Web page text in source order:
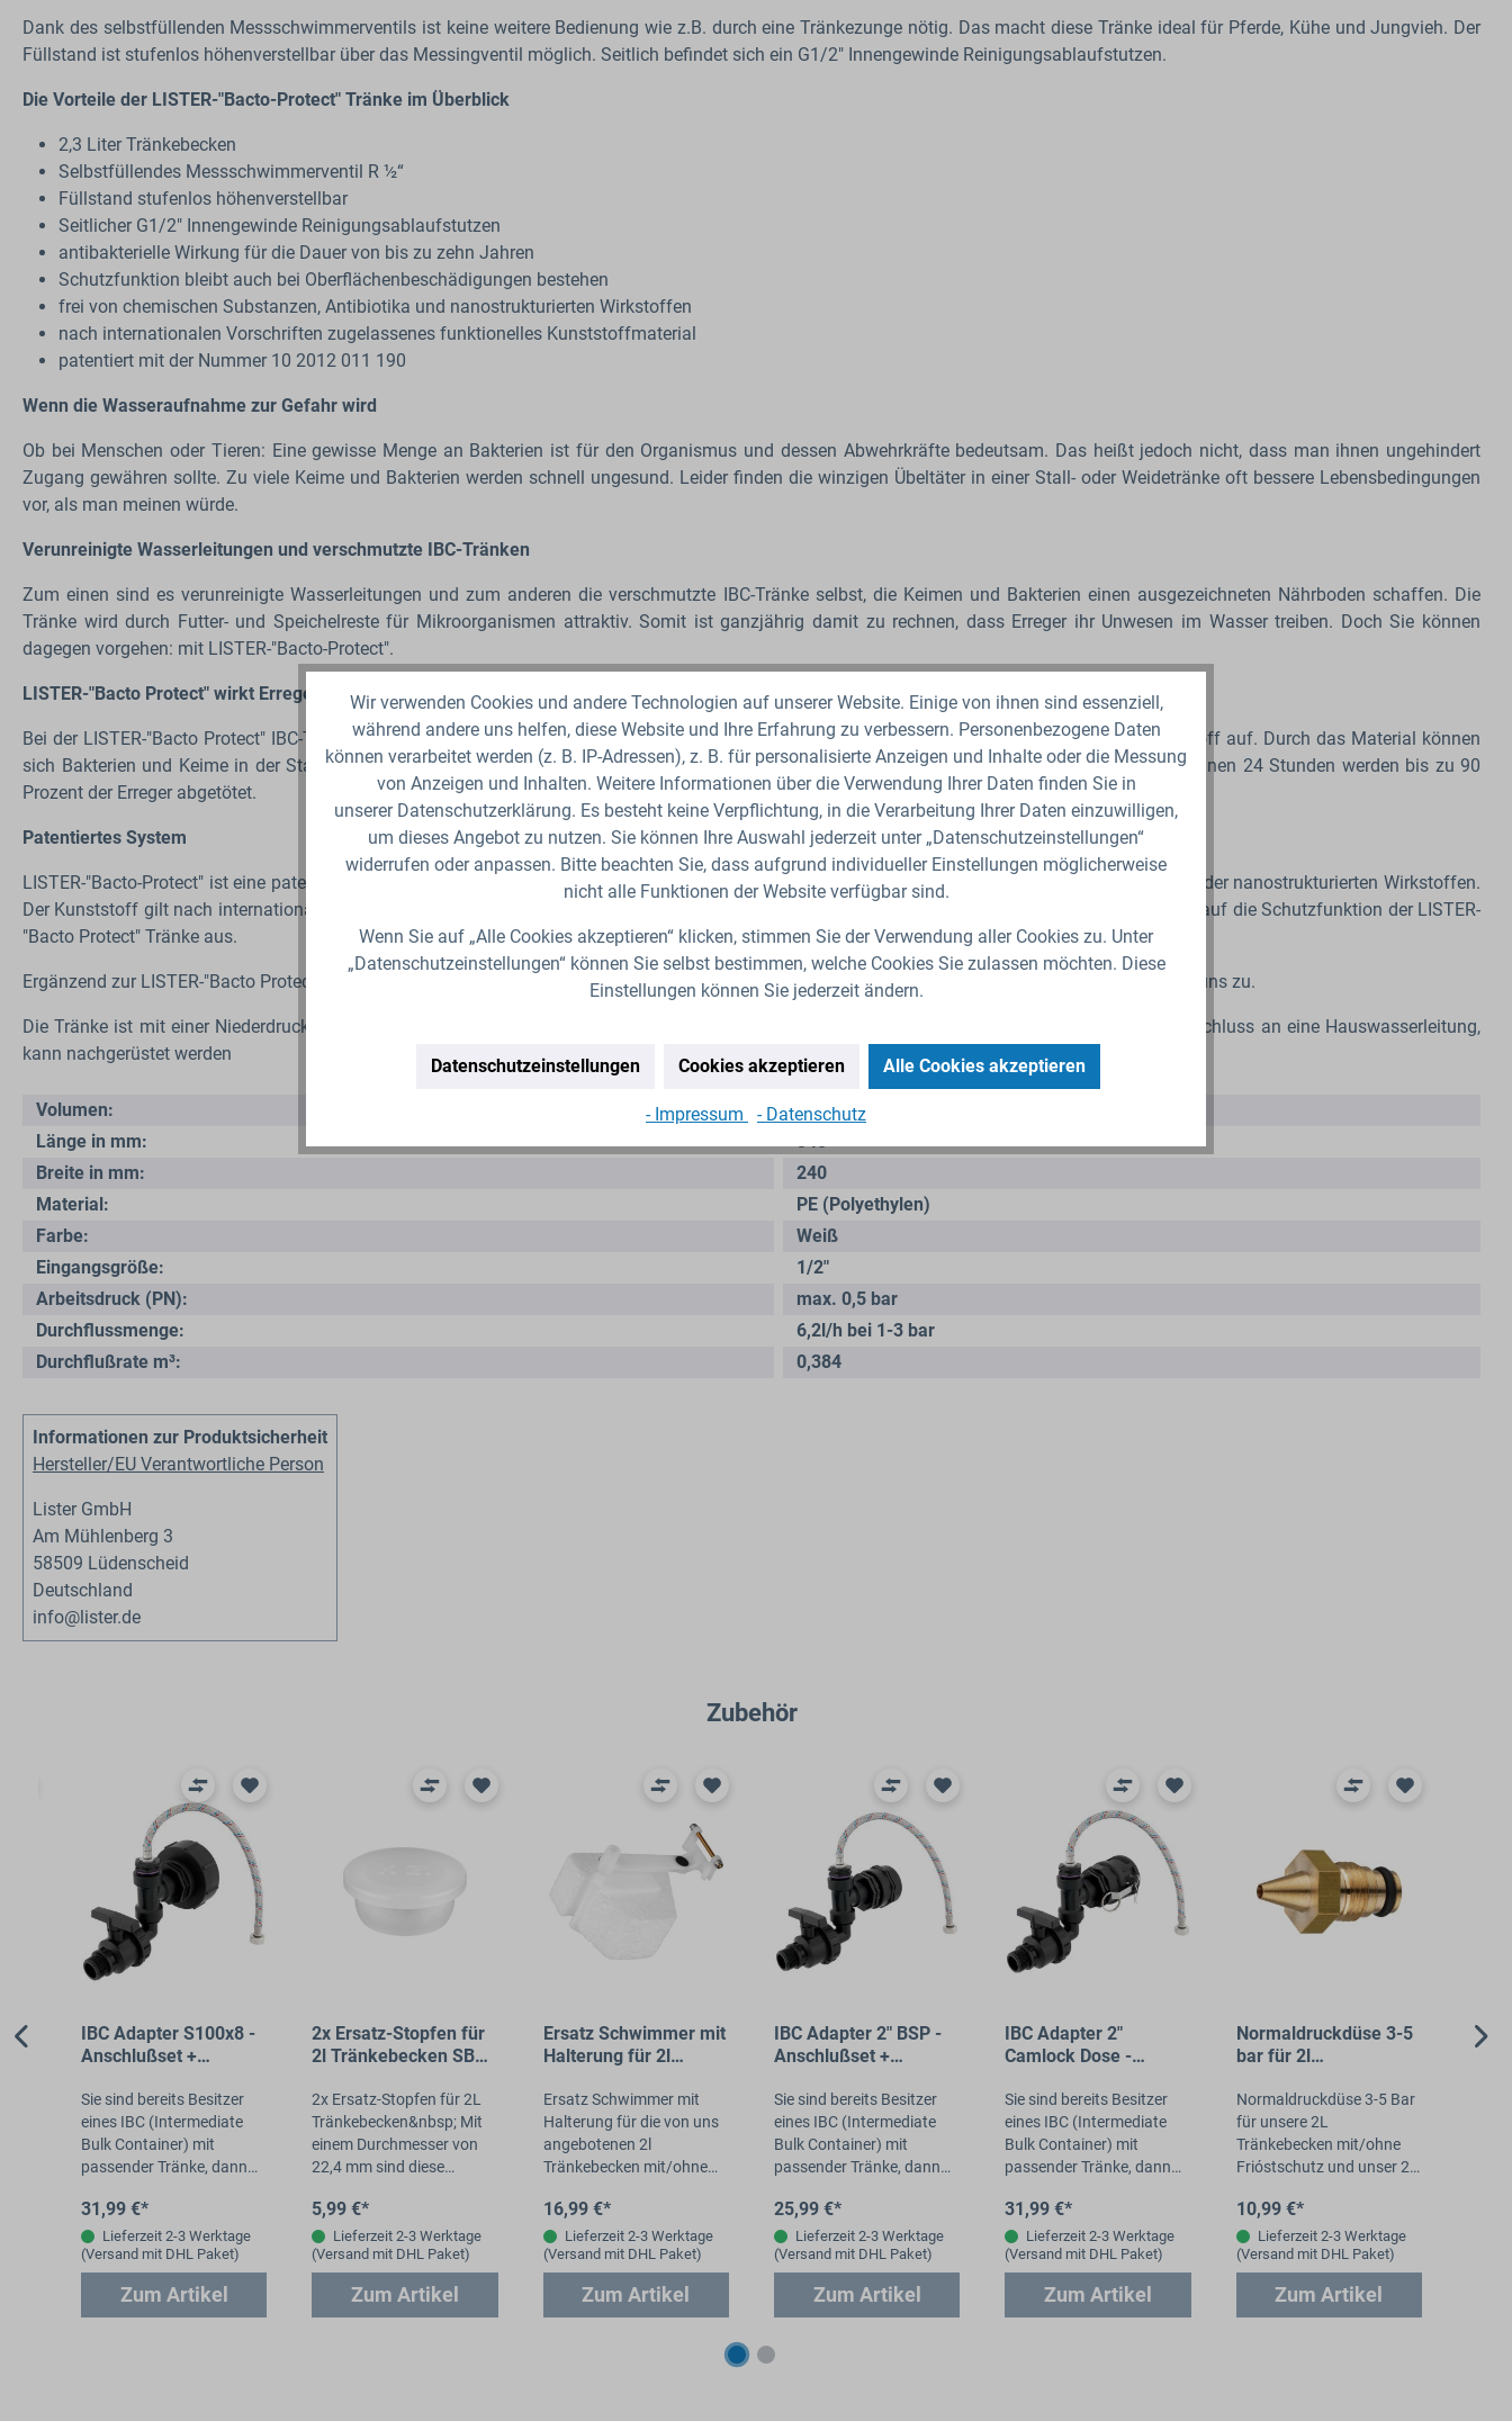
Dank des selbstfüllenden Messschwimmerventils ist keine weitere Bedienung wie z.B. durch eine Tränkezunge nötig. Das macht diese Tränke ideal für Pferde, Kühe und Jungvieh. Der
Füllstand ist stufenlos höhenverstellbar über das Messingventil möglich. Seitlich befindet sich ein G1/2" Innengewinde Reinigungsablaufstutzen.
Die Vorteile der LISTER-"Bacto-Protect" Tränke im Überblick
2,3 Liter Tränkebecken
Selbstfüllendes Messschwimmerventil R ½“
Füllstand stufenlos höhenverstellbar
Seitlicher G1/2" Innengewinde Reinigungsablaufstutzen
antibakterielle Wirkung für die Dauer von bis zu zehn Jahren
Schutzfunktion bleibt auch bei Oberflächenbeschädigungen bestehen
frei von chemischen Substanzen, Antibiotika und nanostrukturierten Wirkstoffen
nach internationalen Vorschriften zugelassenes funktionelles Kunststoffmaterial
patentiert mit der Nummer 10 2012 011 190
Wenn die Wasseraufnahme zur Gefahr wird
Ob bei Menschen oder Tieren: Eine gewisse Menge an Bakterien ist für den Organismus und dessen Abwehrkräfte bedeutsam. Das heißt jedoch nicht, dass man ihnen ungehindert
Zugang gewähren sollte. Zu viele Keime und Bakterien werden schnell ungesund. Leider finden die winzigen Übeltäter in einer Stall- oder Weidetränke oft bessere Lebensbedingungen
vor, als man meinen würde.
Verunreinigte Wasserleitungen und verschmutzte IBC-Tränken
Zum einen sind es verunreinigte Wasserleitungen und zum anderen die verschmutzte IBC-Tränke selbst, die Keimen und Bakterien einen ausgezeichneten Nährboden schaffen. Die
Tränke wird durch Futter- und Speichelreste für Mikroorganismen attraktiv. Somit ist ganzjährig damit zu rechnen, dass Erreger ihr Unwesen im Wasser treiben. Doch Sie können
dagegen vorgehen: mit LISTER-"Bacto-Protect".
LISTER-"Bacto Protect" wirkt Erregern zuverlässig entgegen
Bei der LISTER-"Bacto Protect" IBC-Tränke ist der Name Programm. Das Tränkebecken weist eine antibakterielle Oberfläche aus speziellem Kunststoff auf. Durch das Material können
sich Bakterien und Keime in der Stall- oder Weidetränke kaum vermehren. Sobald sie mit der Oberfläche in Berührung kommen, sterben sie ab. Binnen 24 Stunden werden bis zu 90
Prozent der Erreger abgetötet.
Patentiertes System
LISTER-"Bacto-Protect" ist eine patentierte IBC-Tränke – dank ihrer hohen Funktionalität ohne den Einsatz von chemischen Substanzen, Antibiotika oder nanostrukturierten Wirkstoffen.
Der Kunststoff gilt nach internationalen Richtlinien als unbedenklich. Zudem wirken sich Kratzer oder Verbissstellen an der Oberfläche nicht negativ auf die Schutzfunktion der LISTER-
"Bacto Protect" Tränke aus.
Ergänzend zur LISTER-"Bacto Protect" Stall- und Weidetränke erhalten Sie bei uns auch passende IBC-Container. Kommen Sie bei Fragen einfach auf uns zu.
Die Tränke ist mit einer Niederdruckdüse ausgestattet um diese drucklos bis max. 0,5 bar betreiben zu können. Eine
, für den Anschluss an eine Hauswasserleitung,
kann nachgerüstet werden
Volumen:
2,3 Liter
Länge in mm:
Breite in mm:
240
Material:
PE (Polyethylen)
Farbe:
Weiß
Eingangsgröße:
1/2"
Arbeitsdruck (PN):
max. 0,5 bar
Durchflussmenge:
6,2l/h bei 1-3 bar
Durchflußrate m³:
0,384
Informationen zur Produktsicherheit
Hersteller/EU Verantwortliche Person
Lister GmbH
Am Mühlenberg 3
58509 Lüdenscheid
Deutschland
info@lister.de
Zubehör
IBC Adapter S100x8 -
Anschlußset +
AG Tränke
Sie sind bereits Besitzer
eines IBC (Intermediate
Bulk Container) mit
passender Tränke, dann
die richtige Wahl. Sie
erhalten einen IBC…
31,99 €*
Lieferzeit 2-3 Werktage
(Versand mit DHL Paket)
Zum Artikel
2x Ersatz-Stopfen für
2l Tränkebecken SB
2x Ersatz-Stopfen für 2L
Tränkebecken&nbsp; Mit
einem Durchmesser von
22,4 mm sind diese
Tränkebecken mit/ohne
Frostschutz und unsere…
5,99 €*
Lieferzeit 2-3 Werktage
(Versand mit DHL Paket)
Zum Artikel
Ersatz Schwimmer mit
Halterung für 2l
112/113
Ersatz Schwimmer mit
Halterung für die von uns
angebotenen 2l
Tränkebecken mit/ohne
Bacto Protect
Tränkebecken (SB112 +
SB113 alle Varianten)…
16,99 €*
Lieferzeit 2-3 Werktage
(Versand mit DHL Paket)
Zum Artikel
IBC Adapter 2" BSP -
Anschlußset +
AG Tränke
Sie sind bereits Besitzer
eines IBC (Intermediate
Bulk Container) mit
passender Tränke, dann
die richtige Wahl. Sie
erhalten einen&nbsp;IBC…
25,99 €*
Lieferzeit 2-3 Werktage
(Versand mit DHL Paket)
Zum Artikel
IBC Adapter 2"
Camlock Dose -
Ablasshahn für 1/2"
AG Tränke
Sie sind bereits Besitzer
eines IBC (Intermediate
Bulk Container) mit
passender Tränke, dann
die richtige Wahl. Sie
erhalten einen&nbsp;IBC…
31,99 €*
Lieferzeit 2-3 Werktage
(Versand mit DHL Paket)
Zum Artikel
Normaldruckdüse 3-5
bar für 2l
112/113
Normaldruckdüse 3-5 Bar
für unsere 2L
Tränkebecken mit/ohne
Frióstschutz und unser 2L
Tränkebecken.
(SB112/SB113) Um ein
Tränkebecken mit
10,99 €*
Lieferzeit 2-3 Werktage
(Versand mit DHL Paket)
Zum Artikel
IBC
Wir verwenden Cookies und andere Technologien auf unserer Website. Einige von ihnen sind essenziell,
während andere uns helfen, diese Website und Ihre Erfahrung zu verbessern. Personenbezogene Daten
können verarbeitet werden (z. B. IP-Adressen), z. B. für personalisierte Anzeigen und Inhalte oder die Messung
von Anzeigen und Inhalten. Weitere Informationen über die Verwendung Ihrer Daten finden Sie in
unserer Datenschutzerklärung. Es besteht keine Verpflichtung, in die Verarbeitung Ihrer Daten einzuwilligen,
um dieses Angebot zu nutzen. Sie können Ihre Auswahl jederzeit unter „Datenschutzeinstellungen“
widerrufen oder anpassen. Bitte beachten Sie, dass aufgrund individueller Einstellungen möglicherweise
nicht alle Funktionen der Website verfügbar sind.
Wenn Sie auf „Alle Cookies akzeptieren“ klicken, stimmen Sie der Verwendung aller Cookies zu. Unter
„Datenschutzeinstellungen“ können Sie selbst bestimmen, welche Cookies Sie zulassen möchten. Diese
Einstellungen können Sie jederzeit ändern.
Datenschutzeinstellungen Cookies akzeptieren Alle Cookies akzeptieren
- Impressum - Datenschutz